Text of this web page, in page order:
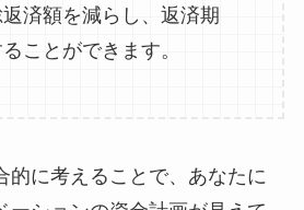
済額を減らし、返済期
ことができます。
的に考えることで、あなたに